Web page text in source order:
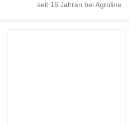
seit 16 Jahren bei Agroline